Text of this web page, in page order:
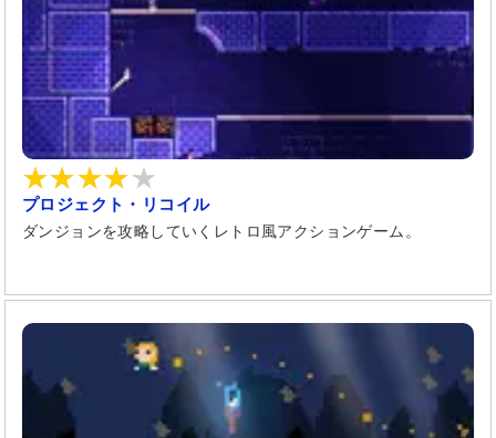
プロジェクト・リコイル
ダンジョンを攻略していくレトロ風アクションゲーム。